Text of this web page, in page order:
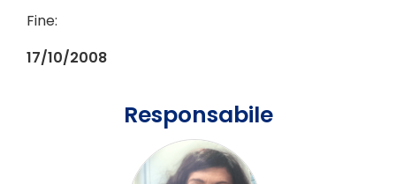
Fine:
17/10/2008
Responsabile